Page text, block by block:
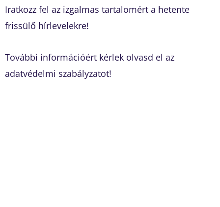
Iratkozz fel az izgalmas tartalomért a hetente
frissülő hírlevelekre!
További információért kérlek olvasd el az
adatvédelmi szabályzatot!